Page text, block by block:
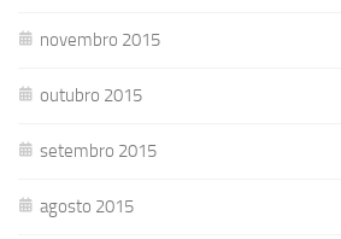
novembro 2015
outubro 2015
setembro 2015
agosto 2015